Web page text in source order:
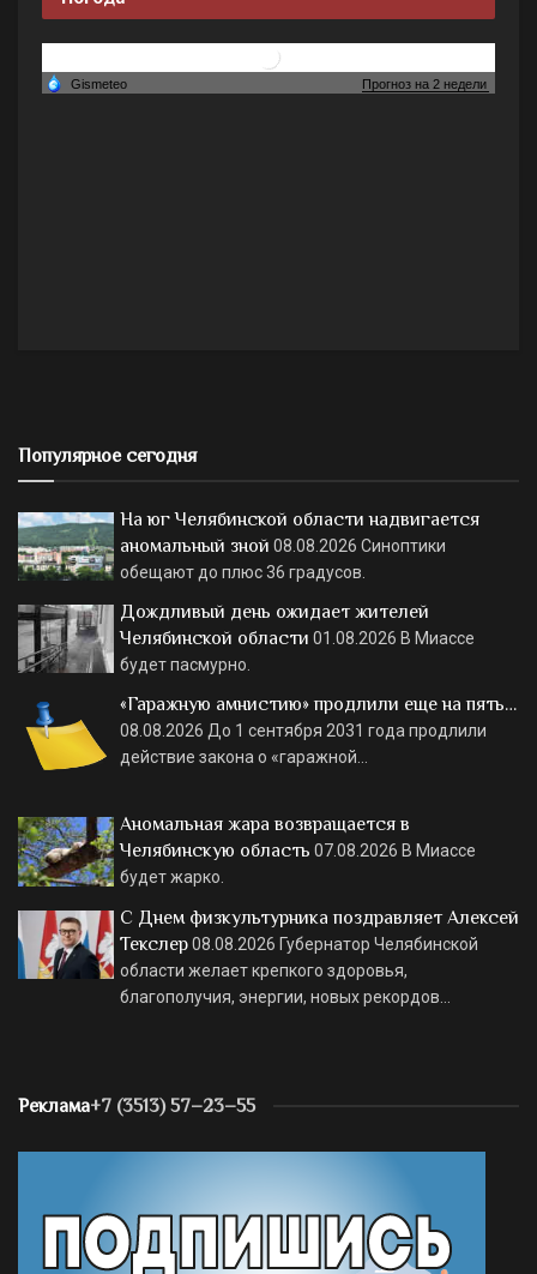
Популярное сегодня
На юг Челябинской области надвигается
аномальный зной 08.08.2026 Синоптики
обещают до плюс 36 градусов.
Дождливый день ожидает жителей
Челябинской области 01.08.2026 В Миассе
будет пасмурно.
«Гаражную амнистию» продлили еще на пять…
08.08.2026 До 1 сентября 2031 года продлили
действие закона о «гаражной…
Аномальная жара возвращается в
Челябинскую область 07.08.2026 В Миассе
будет жарко.
С Днем физкультурника поздравляет Алексей
Текслер08.08.2026 Губернатор Челябинской
области желает крепкого здоровья,
благополучия, энергии, новых рекордов…
Реклама+7 (3513) 57–23–55